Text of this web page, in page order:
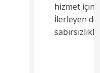
ederiz.
birlikte çalışmayı